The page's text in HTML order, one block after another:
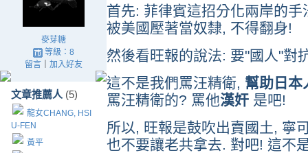
麥芽糖
等級：8
留言｜ 加入好友
文章推薦人 (5)
龍女CHANG, HSI
U-FEN
黃平
首先: 菲律賓這招分化兩岸的
被美國壓著當奴隸, 不得翻身!
然後看旺報的說法: 要"國人"對
這不是我們罵汪精衛, 幫助日本
罵汪精衛的? 罵他漢奸 是吧!
所以, 旺報是鼓吹出賣國土, 寧
也不要讓老共拿去. 對吧! 這不